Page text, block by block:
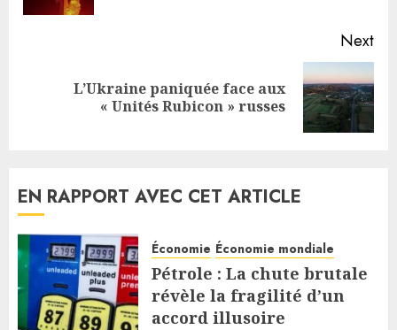
Next
L’Ukraine paniquée face aux
« Unités Rubicon » russes
EN RAPPORT AVEC CET ARTICLE
Économie Économie mondiale
Pétrole : La chute brutale
révèle la fragilité d’un
accord illusoire